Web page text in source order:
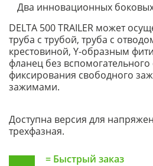
Два инновационных
DELTA 500 TRAILER может
труба с трубой, труба с
крестовиной, Y-образным
фланец без
фиксирования свободного
зажимами.
Доступна версия для
трехфазная.
= Быстрый заказ